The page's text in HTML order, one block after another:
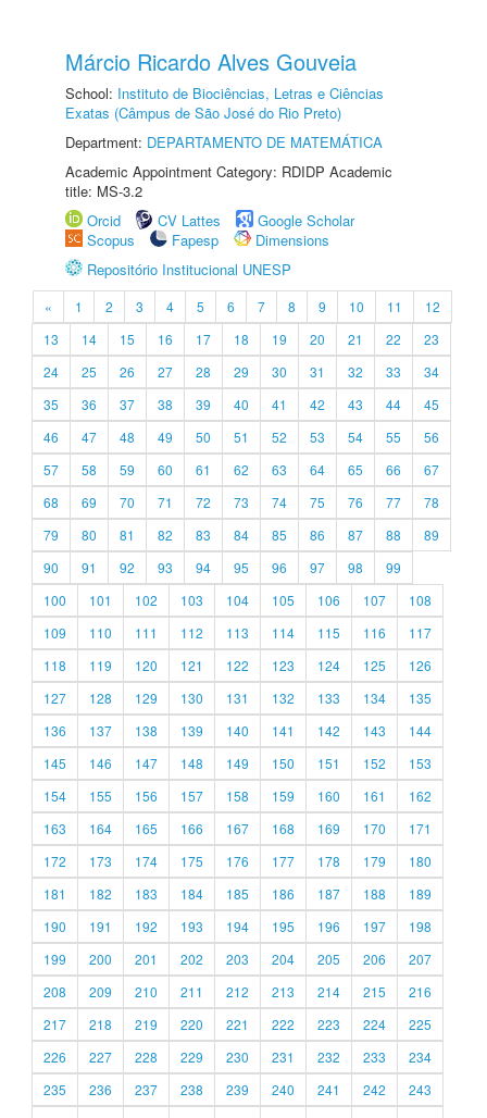
Márcio Ricardo Alves Gouveia
School: Instituto de Biociências, Letras e Ciências
Exatas (Câmpus de São José do Rio Preto)
Department: DEPARTAMENTO DE MATEMÁTICA
Academic Appointment Category: RDIDP Academic
title: MS-3.2
Orcid
CV Lattes
Google Scholar
Scopus
Fapesp
Dimensions
Repositório Institucional UNESP
« 1 2 3 4 5 6 7 8 9 10 11
12
13
14 15 16 17 18 19 20 21 22
23
24
25 26 27 28 29 30 31 32 33
34
35
36 37 38 39 40 41 42 43 44
45
46
47 48 49 50 51 52 53 54 55
56
57
58 59 60 61 62 63 64 65 66
67
68
69 70 71 72 73 74 75 76 77
78
79
80 81 82 83 84 85 86 87 88
89
90
91 92 93 94 95 96 97 98
99
100
101 102 103 104 105 106 107
108
109
110 111 112 113 114 115 116
117
118
119 120 121 122 123 124 125
126
127
128 129 130 131 132 133 134
135
136
137 138 139 140 141 142 143
144
145
146 147 148 149 150 151 152
153
154
155 156 157 158 159 160 161
162
163
164 165 166 167 168 169 170
171
172
173 174 175 176 177 178 179
180
181
182 183 184 185 186 187 188
189
190
191 192 193 194 195 196 197
198
199
200 201 202 203 204 205 206
207
208
209 210 211 212 213 214 215
216
217
218 219 220 221 222 223 224
225
226
227 228 229 230 231 232 233
234
235
236 237 238 239 240 241 242
243